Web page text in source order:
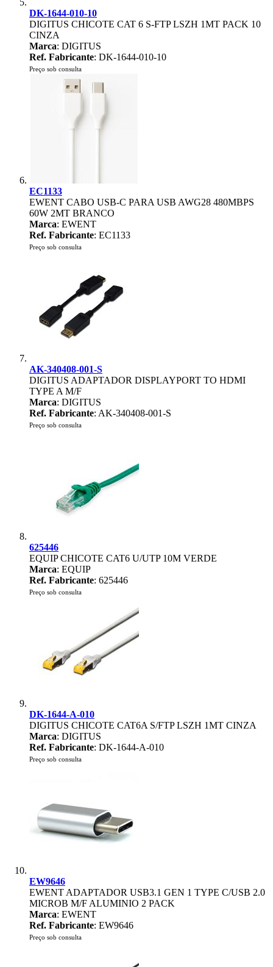
DK-1644-010-10
DIGITUS CHICOTE CAT 6 S-FTP LSZH 1MT PACK 10
CINZA
Marca: DIGITUS
Ref. Fabricante: DK-1644-010-10
Preço sob consulta
EC1133
EWENT CABO USB-C PARA USB AWG28 480MBPS
60W 2MT BRANCO
Marca: EWENT
Ref. Fabricante: EC1133
Preço sob consulta
AK-340408-001-S
DIGITUS ADAPTADOR DISPLAYPORT TO HDMI
TYPE A M/F
Marca: DIGITUS
Ref. Fabricante: AK-340408-001-S
Preço sob consulta
625446
EQUIP CHICOTE CAT6 U/UTP 10M VERDE
Marca: EQUIP
Ref. Fabricante: 625446
Preço sob consulta
DK-1644-A-010
DIGITUS CHICOTE CAT6A S/FTP LSZH 1MT CINZA
Marca: DIGITUS
Ref. Fabricante: DK-1644-A-010
Preço sob consulta
EW9646
EWENT ADAPTADOR USB3.1 GEN 1 TYPE C/USB 2.0
MICROB M/F ALUMINIO 2 PACK
Marca: EWENT
Ref. Fabricante: EW9646
Preço sob consulta